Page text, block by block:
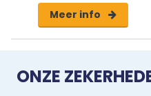
portret van de nieuwe
Een waardevol en
Meer info
ONZE